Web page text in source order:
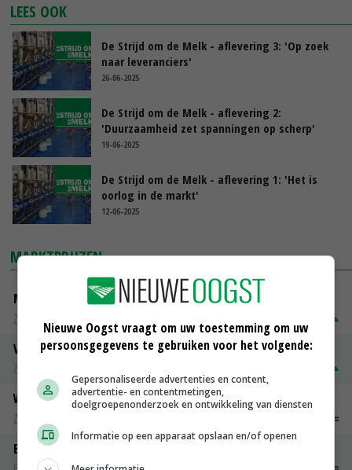
LEES OOK
De Strijd om de Melk - aflevering 3: 'Op zoek
naar leveranciers'
26-06-2025
De Strijd om de Melk - aflevering 2:
'Duurzaamheid zet spanningen op scherp'
19-06-2025
De Strijd om de Melk - aflevering 1: 'Het is
oorlog in de markt'
12-06-2025
MARKTPRIJZEN
Magere melkpoeder
Zuivel weekprijzen
€ 269,00
Volle melkpoeder
Zuivel weekprijzen
Weipoeder
Zuivel weekprijzen
Boeren Gouda 12 kg
Nieuwe Oogst vraagt om uw toestemming om uw
persoonsgegevens te gebruiken voor het volgende:
Gepersonaliseerde advertenties en content,
advertentie- en contentmetingen,
doelgroepenonderzoek en ontwikkeling van diensten
Informatie op een apparaat opslaan en/of openen